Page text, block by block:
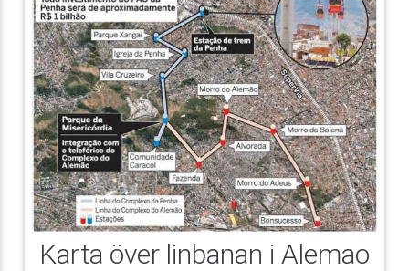
Karta över linbanan i Alemao